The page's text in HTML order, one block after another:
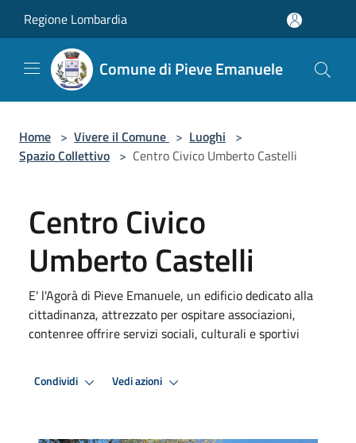
Regione Lombardia
Comune di Pieve Emanuele
Home > Vivere il Comune > Luoghi >
Spazio Collettivo > Centro Civico Umberto Castelli
Centro Civico
Umberto Castelli
E' l'Agorà di Pieve Emanuele, un edificio dedicato alla
cittadinanza, attrezzato per ospitare associazioni,
contenree offrire servizi sociali, culturali e sportivi
Condividi Vedi azioni